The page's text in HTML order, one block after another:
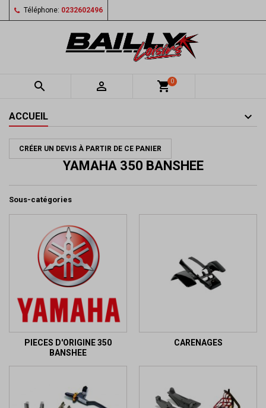
Téléphone: 0232602496
  shopping_cart0
ACCUEIL
CRÉER UN DEVIS À PARTIR DE CE PANIER
YAMAHA 350 BANSHEE
Sous-catégories
PIECES D'ORIGINE 350
BANSHEE
CARENAGES